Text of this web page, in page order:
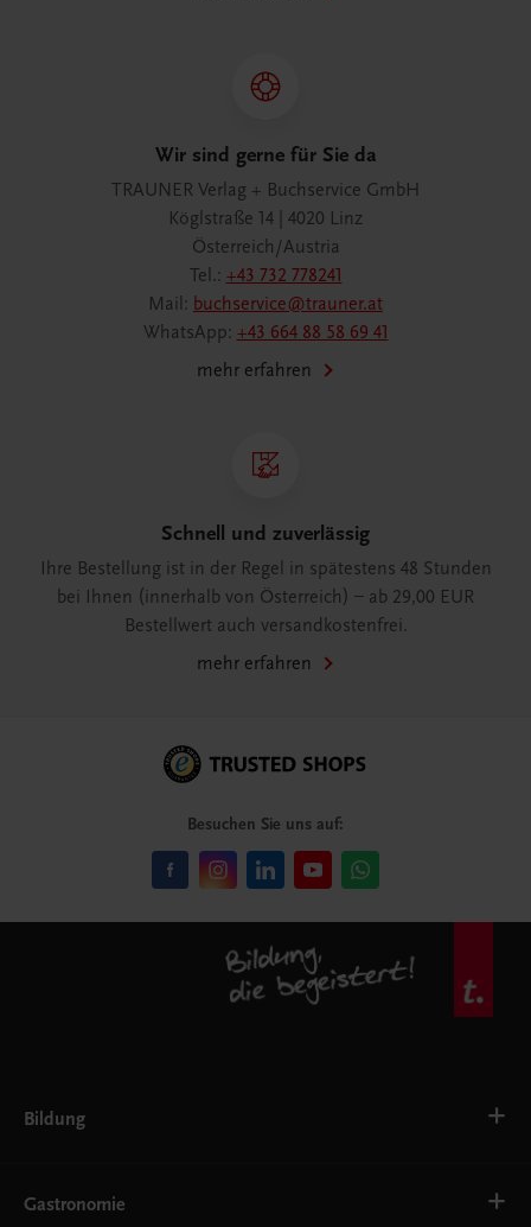
Wir sind gerne für Sie da
TRAUNER Verlag + Buchservice GmbH
Köglstraße 14 | 4020 Linz
Österreich/Austria
Tel.: +43 732 778241
Mail: buchservice@trauner.at
WhatsApp: +43 664 88 58 69 41
mehr erfahren
Schnell und zuverlässig
Ihre Bestellung ist in der Regel in spätestens 48 Stunden
bei Ihnen (innerhalb von Österreich) – ab 29,00 EUR
Bestellwert auch versandkostenfrei.
mehr erfahren
Besuchen Sie uns auf:
Bildung
AHS
Gastronomie